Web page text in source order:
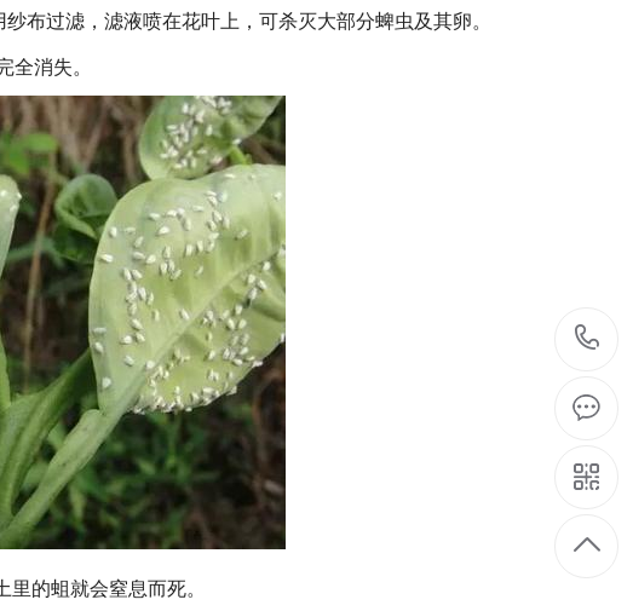
布过滤，滤液喷在花叶上，可杀灭大部分蜱虫及其卵。
蜂完全消失。
的蛆就会窒息而死。